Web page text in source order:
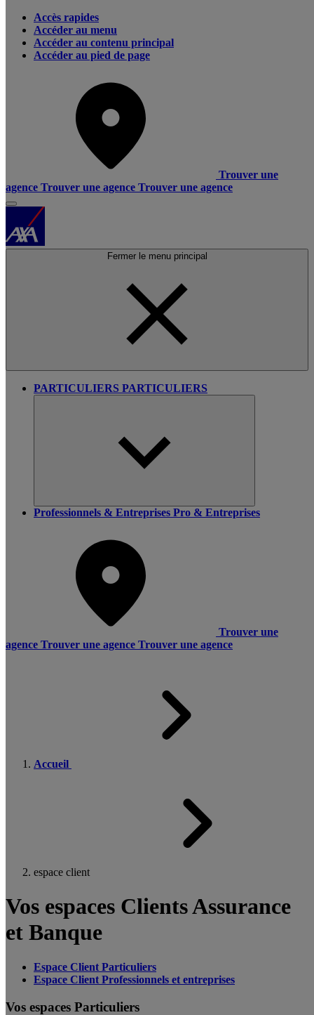
Accès rapides
Accéder au menu
Accéder au contenu principal
Accéder au pied de page
Trouver une
agence Trouver une agence Trouver une agence
Fermer le menu principal
PARTICULIERS PARTICULIERS
Professionnels & Entreprises Pro & Entreprises
Trouver une
agence Trouver une agence Trouver une agence
Accueil
espace client
Vos espaces Clients Assurance
et Banque
Espace Client Particuliers
Espace Client Professionnels et entreprises
Vos espaces Particuliers